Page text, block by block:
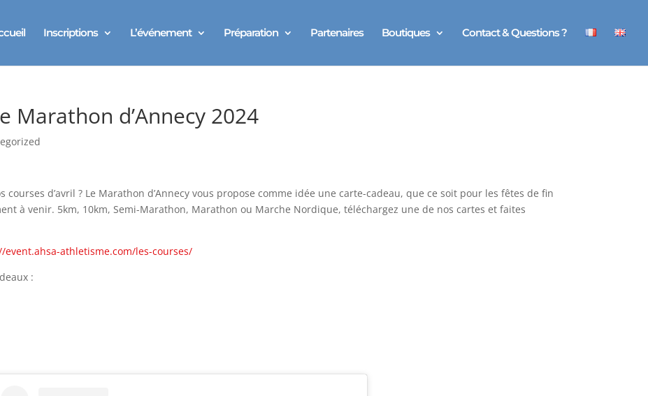
Inscriptions L’événement Préparation Partenaires Boutiques Contact & Questions ?
Marathon d’Annecy 2024
d’avril ? Le Marathon d’Annecy vous propose comme idée une carte-cadeau, que ce soit pour les fêtes de fin
à venir. 5km, 10km, Semi-Marathon, Marathon ou Marche Nordique, téléchargez une de nos cartes et faites
event.ahsa-athletisme.com/les-courses/
: